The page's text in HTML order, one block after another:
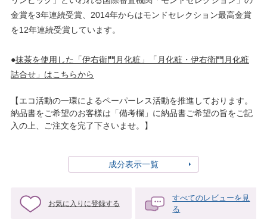
金賞を3年連続受賞、2014年からはモンドセレクション最高金賞
を12年連続受賞しています。
●抹茶を使用した「伊右衛門月化粧」「月化粧・伊右衛門月化粧
詰合せ」はこちらから
【エコ活動の一環によるペーパーレス活動を推進しております。
納品書をご希望のお客様は「備考欄」に納品書ご希望の旨をご記
入の上、ご注文を完了下さいませ。】
成分表示一覧
お気に入りに登録する
すべてのレビューを見
る